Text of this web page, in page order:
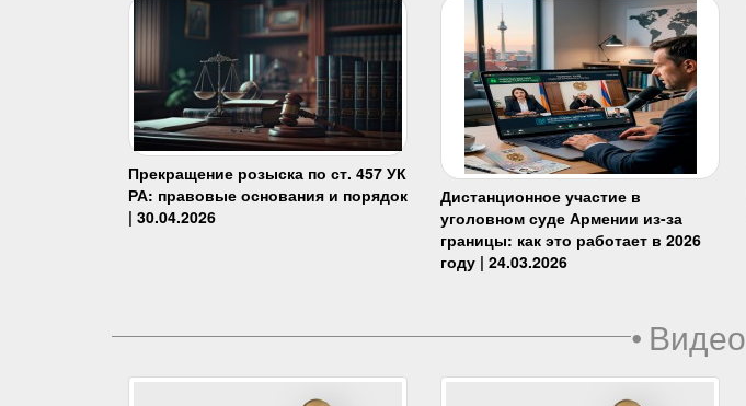
Прекращение розыска по ст. 457 УК
РА: правовые основания и порядок
| 30.04.2026
Дистанционное участие в
уголовном суде Армении из-за
границы: как это работает в 2026
году | 24.03.2026
• Видео